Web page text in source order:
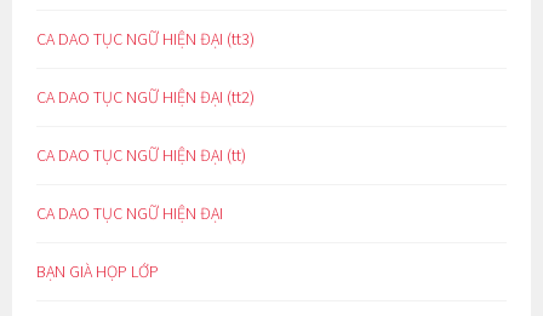
CA DAO TỤC NGỮ HIỆN ĐẠI (tt3)
CA DAO TỤC NGỮ HIỆN ĐẠI (tt2)
CA DAO TỤC NGỮ HIỆN ĐẠI (tt)
CA DAO TỤC NGỮ HIỆN ĐẠI
BẠN GIÀ HỌP LỚP